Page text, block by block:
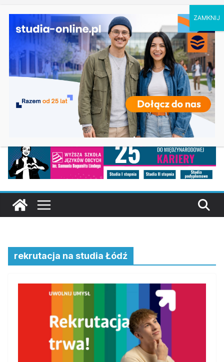
Ostatnie
wpisy:
Biologia w Rzeszowie
Filologia słowiańska w Krakowie
Studia historyczne w Łodzi
Analityka biznesowa i Data Science – Collegium
Da Vinci w Poznaniu
Chemia w Opolu
rekrutacja na studia Łódź